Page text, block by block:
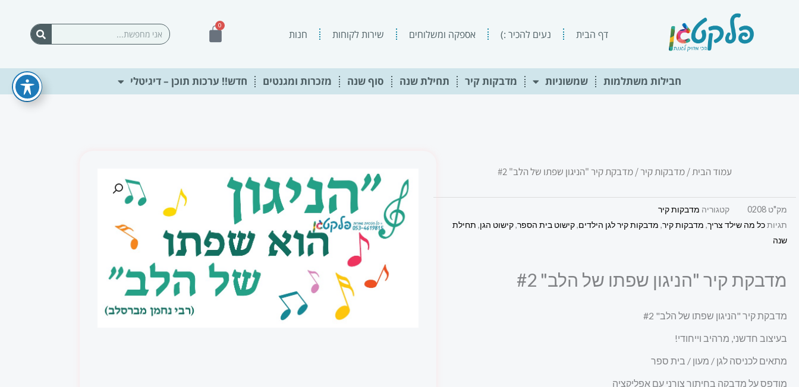
דף הבית נעים להכיר :) אספקה ומשלוחים שירות לקוחות חנות
0
עגלת
חיפוש
חבילות משתלמות שמשוניות מדבקות קיר תחילת שנה סוף שנה מזכרות ומגנטים חדש!! ערכות תוכן – דיגיטלי
עמוד הבית/מדבקות קיר/ מדבקת קיר "הניגון שפתו של הלב" #2
מק"ט 0208 קטגוריה מדבקות קיר
תגיותכל מה שילד צריך, מדבקות קיר, מדבקות קיר לגן הילדים,קישוט בית הספר,קישוט הגן, תחילת
שנה
מדבקת קיר "הניגון שפתו של הלב" #2
מדבקת קיר "הניגון שפתו של הלב" #2
בעיצוב חדשני, מרהיב וייחודי!
מתאים לכניסה לגן / מעון / בית ספר
מודפס על מדבקה בחיתוך צורני עם אפליקציה